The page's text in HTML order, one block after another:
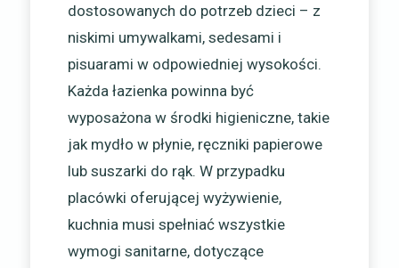
dostosowanych do potrzeb dzieci – z
niskimi umywalkami, sedesami i
pisuarami w odpowiedniej wysokości.
Każda łazienka powinna być
wyposażona w środki higieniczne, takie
jak mydło w płynie, ręczniki papierowe
lub suszarki do rąk. W przypadku
placówki oferującej wyżywienie,
kuchnia musi spełniać wszystkie
wymogi sanitarne, dotyczące